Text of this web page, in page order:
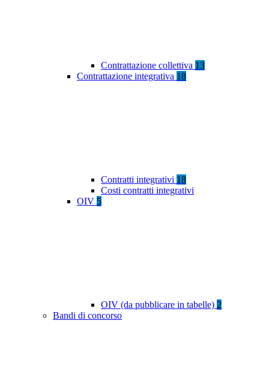
Contrattazione collettiva 13
Contrattazione integrativa 18
Contratti integrativi 18
Costi contratti integrativi
OIV 5
OIV (da pubblicare in tabelle) 2
Bandi di concorso